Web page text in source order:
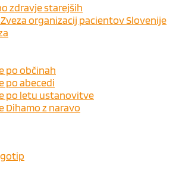
zdravje starejših
Zveza organizacij pacientov Slovenije
po občinah
po abecedi
po letu ustanovitve
Dihamo z naravo